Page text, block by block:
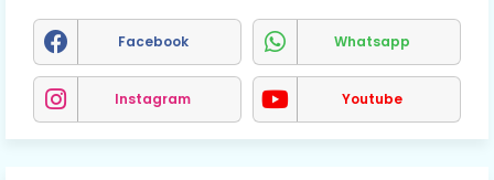
Facebook Whatsapp
Instagram Youtube